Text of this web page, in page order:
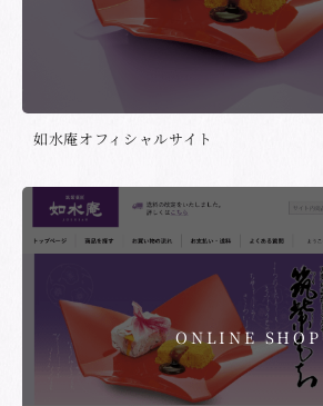
如水庵オフィシャルサイト
ONLINE SHOP